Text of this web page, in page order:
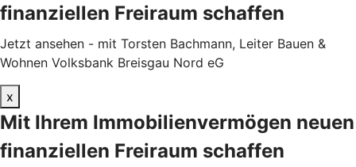
finanziellen Freiraum schaffen
Jetzt ansehen - mit Torsten Bachmann, Leiter Bauen &
Wohnen Volksbank Breisgau Nord eG
x
Mit Ihrem Immobilienvermögen neuen
finanziellen Freiraum schaffen